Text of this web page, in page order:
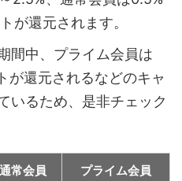
が還元されます。
間中、プライム会員は
還元されるなどのキャ
いるため、是非チェック
通常会員 プライム会員